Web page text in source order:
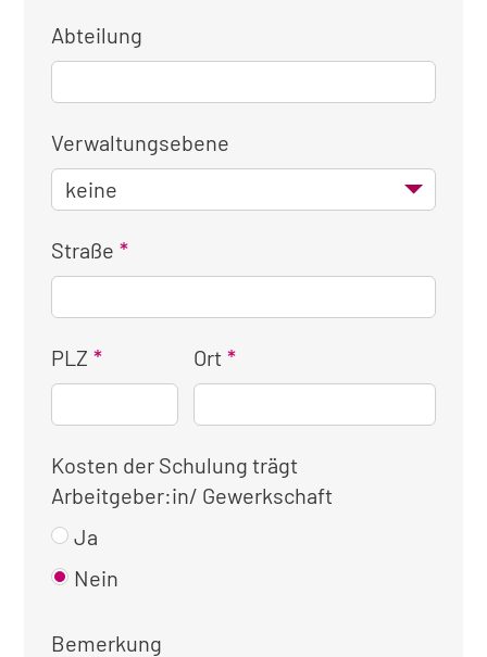
Abteilung
Verwaltungsebene
Straße
PLZ Ort
Kosten der Schulung trägt
Arbeitgeber:in/ Gewerkschaft
Ja
Nein
Bemerkung